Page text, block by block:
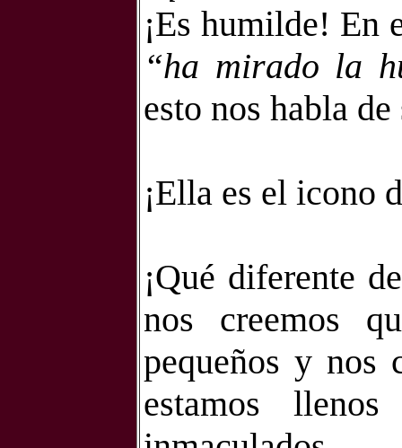
¡Es humilde! En
“ha mirado la
esto nos habla
¡Ella es el icono
¡Qué diferente
nos creemos
pequeños y nos
estamos